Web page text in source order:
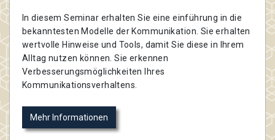
In diesem Seminar erhalten Sie eine einführung in die
bekanntesten Modelle der Kommunikation. Sie erhalten
wertvolle Hinweise und Tools, damit Sie diese in Ihrem
Alltag nutzen können. Sie erkennen
Verbesserungsmöglichkeiten Ihres
Kommunikationsverhaltens.
Mehr Informationen